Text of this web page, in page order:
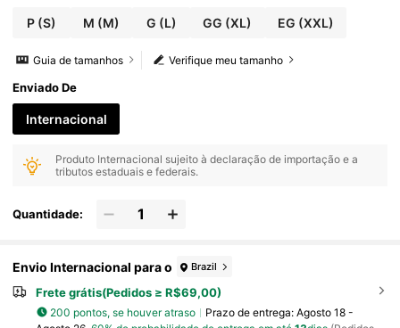
P (S) M (M) G (L) GG (XL) EG (XXL)
Verifique meu tamanho
Guia de tamanhos
Enviado De
Internacional
Produto Internacional sujeito à declaração de importação e a
tributos estaduais e federais.
Quantidade:
Envio Internacional para o Brazil
Frete grátis(Pedidos ≥ R$69,00)
200 pontos, se houver atraso Prazo de entrega: Agosto 18 -